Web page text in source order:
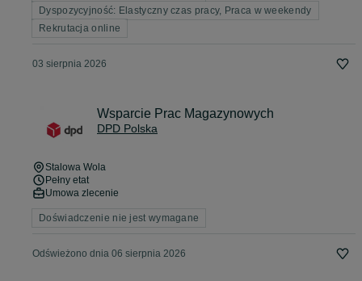
Dyspozycyjność: Elastyczny czas pracy, Praca w weekendy
Rekrutacja online
03 sierpnia 2026
Wsparcie Prac Magazynowych
DPD Polska
Stalowa Wola
Pełny etat
Umowa zlecenie
Doświadczenie nie jest wymagane
Odświeżono dnia 06 sierpnia 2026